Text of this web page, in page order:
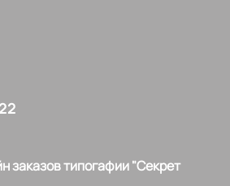
заказов типогафии "Секрет